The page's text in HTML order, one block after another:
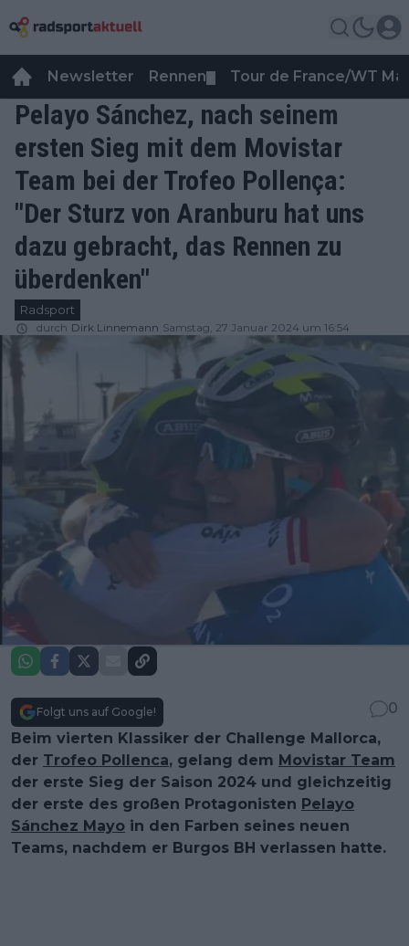
Newsletter Rennen Tour de France/WT
Pelayo Sánchez, nach seinem
ersten Sieg mit dem Movistar
Team bei der Trofeo Pollença:
"Der Sturz von Aranburu hat uns
dazu gebracht, das Rennen zu
überdenken"
Radsport
durch Dirk Linnemann Samstag, 27 Januar 2024 um 16:54
Folgt uns auf Google!
0
Beim vierten Klassiker der Challenge Mallorca,
der Trofeo Pollenca, gelang dem Movistar Team
der erste Sieg der Saison 2024 und gleichzeitig
der erste des großen Protagonisten Pelayo
Sánchez Mayo in den Farben seines neuen
Teams, nachdem er Burgos BH verlassen hatte.